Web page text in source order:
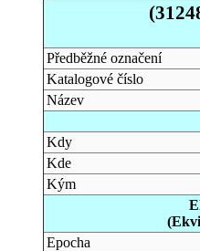
Předběžné označení
Katalogové číslo
Název
Kdy
Kde
Kým
Epocha